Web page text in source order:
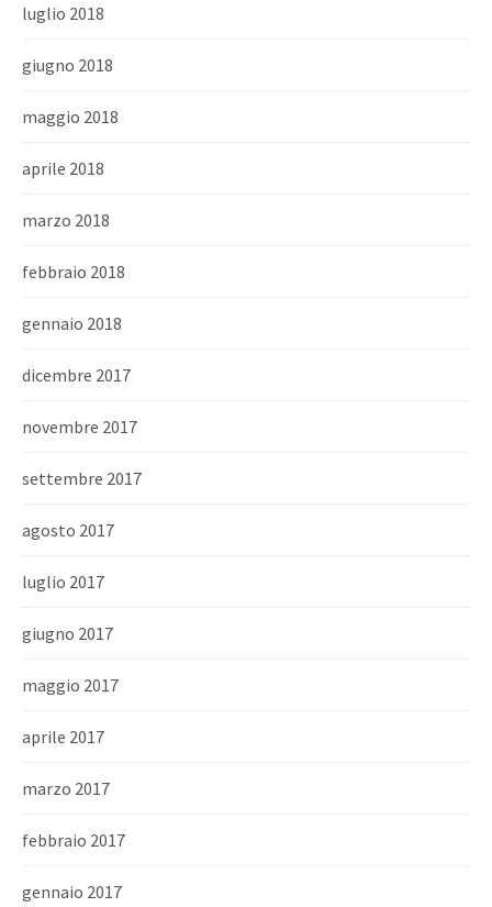
luglio 2018
giugno 2018
maggio 2018
aprile 2018
marzo 2018
febbraio 2018
gennaio 2018
dicembre 2017
novembre 2017
settembre 2017
agosto 2017
luglio 2017
giugno 2017
maggio 2017
aprile 2017
marzo 2017
febbraio 2017
gennaio 2017